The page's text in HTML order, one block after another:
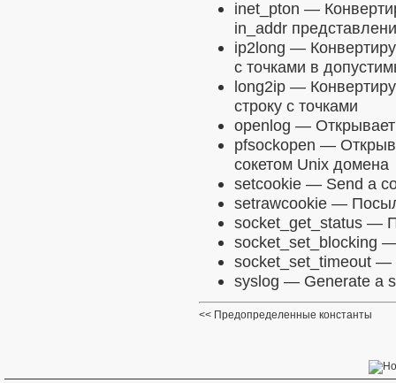
inet_pton —
in_addr
ip2long —
с точками в
long2ip —
строку с точками
openlog — Открывает
pfsockopen —
сокетом Unix домена
setcookie — Send a
setrawcookie —
socket_get_status —
socket_set_blocking —
socket_set_timeout —
syslog — Generate a
Предопределенные константы